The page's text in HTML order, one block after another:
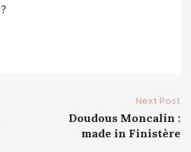
?
Next Post
Doudous Moncalin :
made in Finistère